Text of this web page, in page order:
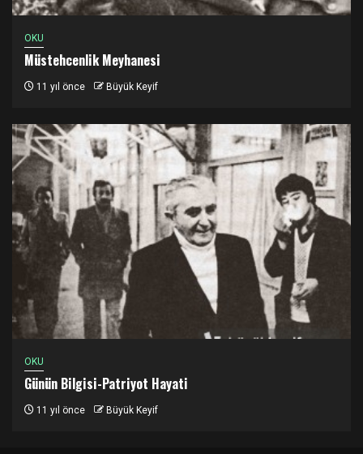
OKU
Müstehcenlik Meyhanesi
11 yıl önce Büyük Keyif
OKU
Günün Bilgisi-Patriyot Hayati
11 yıl önce Büyük Keyif